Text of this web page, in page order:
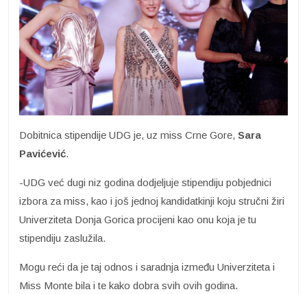
Dobitnica stipendije UDG je, uz miss Crne Gore, Sara
Pavićević.
-UDG već dugi niz godina dodjeljuje stipendiju pobjednici
izbora za miss, kao i još jednoj kandidatkinji koju stručni žiri
Univerziteta Donja Gorica procijeni kao onu koja je tu
stipendiju zaslužila.
Mogu reći da je taj odnos i saradnja između Univerziteta i
Miss Monte bila i te kako dobra svih ovih godina.